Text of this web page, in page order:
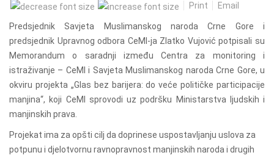
Print
Email
Predsjednik Savjeta Muslimanskog naroda Crne Gore i
predsjednik Upravnog odbora CeMI-ja Zlatko Vujović potpisali su
Memorandum o saradnji između Centra za monitoring i
istraživanje – CeMI i Savjeta Muslimanskog naroda Crne Gore, u
okviru projekta „Glas bez barijera: do veće političke participacije
manjina“, koji CeMI sprovodi uz podršku Ministarstva ljudskih i
manjinskih prava.
Projekat ima za opšti cilj da doprinese uspostavljanju uslova za
potpunu i djelotvornu ravnopravnost manjinskih naroda i drugih